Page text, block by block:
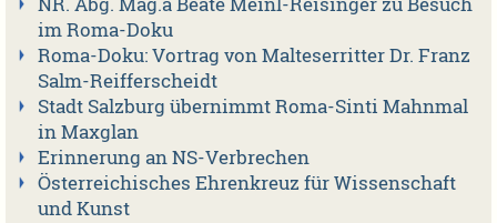
im Roma-Doku
Roma-Doku: Vortrag von Malteserritter Dr. Franz
Salm-Reifferscheidt
Stadt Salzburg übernimmt Roma-Sinti Mahnmal
in Maxglan
Erinnerung an NS-Verbrechen
Österreichisches Ehrenkreuz für Wissenschaft
und Kunst